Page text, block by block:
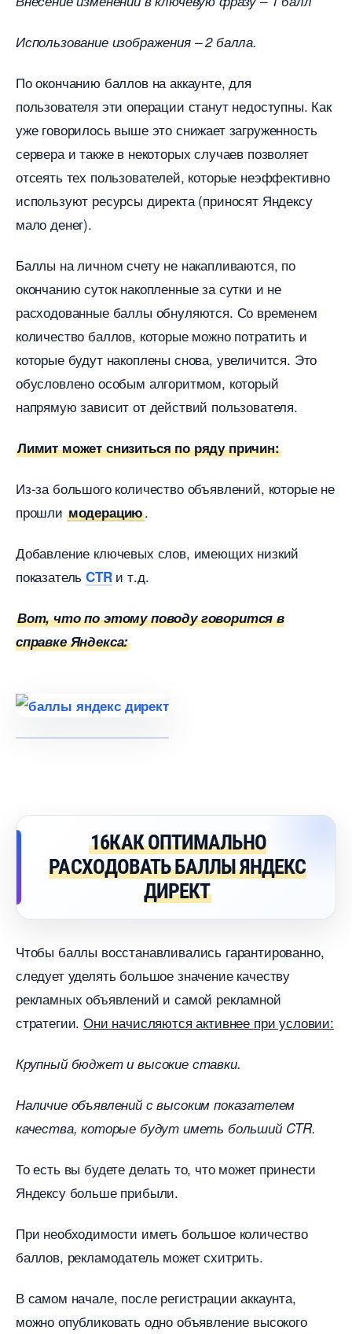
Использование изображения – 2 балла.
По окончанию баллов на аккаунте, для
пользователя эти операции станут недоступны. Как
уже говорилось выше это снижает загруженность
сервера и также в некоторых случаев позволяет
отсеять тех пользователей, которые неэффективно
используют ресурсы директа (приносят Яндексу
мало денег).
Баллы на личном счету не накапливаются, по
окончанию суток накопленные за сутки и не
расходованные баллы обнуляются. Со временем
количество баллов, которые можно потратить и
которые будут накоплены снова, увеличится. Это
обусловлено особым алгоритмом, который
напрямую зависит от действий пользователя.
Лимит может снизиться по ряду причин:
Из-за большого количество объявлений, которые не
прошли модерацию.
Добавление ключевых слов, имеющих низкий
показательCTRи т.д.
от, что по этому поводу говорится
справке Яндекса:
16КАК ОПТИМАЛЬНО
РАСХОДОВАТЬ БАЛЛЫ ЯНДЕКС
ДИРЕКТ
Чтобы баллы восстанавливались гарантированно,
следует уделять большое значение качеству
рекламных объявлений и самой рекламной
стратегии.Они начисляются активнее при условии:
Крупный бюджет и высокие ставки.
Наличие объявлений с высоким показателем
качества, которые будут иметь больший CTR.
То есть вы будете делать то, что может принести
Яндексу больше прибыли.
При необходимости иметь большое количество
аллов, рекламодатель может схитрить.
самом начале, после регистрации аккаунта,
можно опубликовать одно объявление высокого